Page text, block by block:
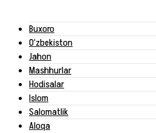
Buxoro
O‘zbekiston
Jahon
Mashhurlar
Hodisalar
Islom
Salomatlik
Aloqa